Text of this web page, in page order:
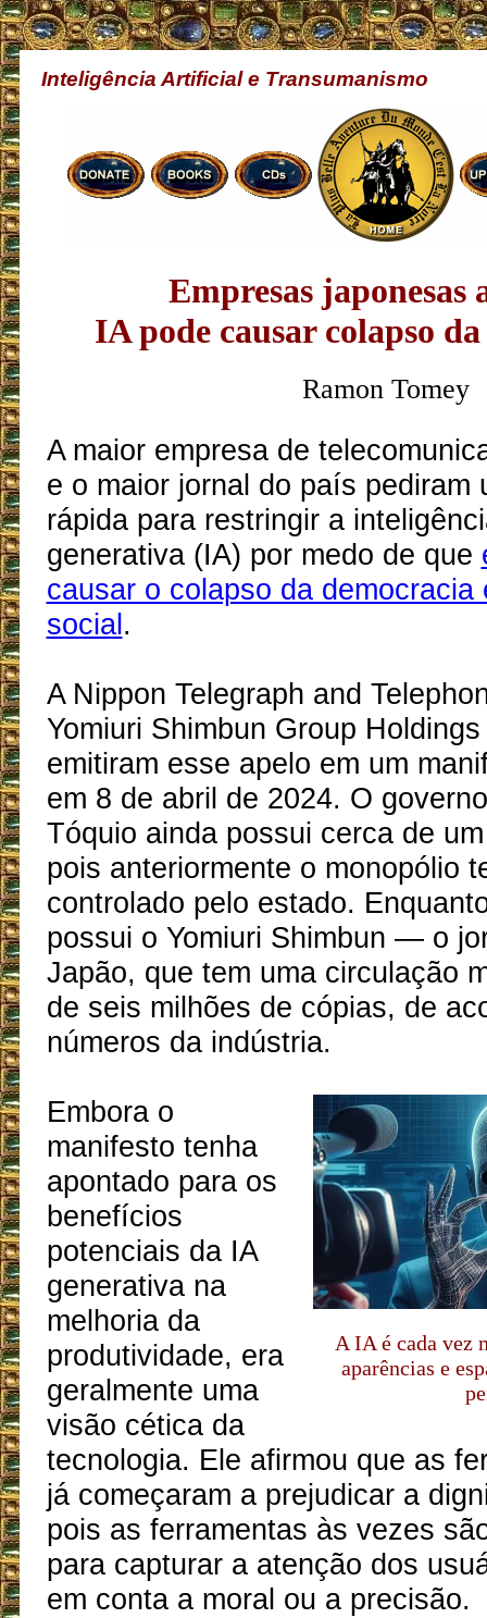
Inteligência Artificial e Transumanismo
Empresas japonesas
IA pode causar colapso
Ramon Tomey
A maior empresa de
e o maior jornal do país pediram
rápida para restringir a
generativa (IA) por medo de que
causar o colapso da democracia
social.
A Nippon Telegraph and
Yomiuri Shimbun Group
emitiram esse apelo em um
em 8 de abril de 2024. O
Tóquio ainda possui cerca de
pois anteriormente o monopólio
controlado pelo estado.
possui o Yomiuri Shimbun — o
Japão, que tem uma circulação
de seis milhões de cópias, de
números da indústria.
A IA é cada vez
aparências e
Embora o
manifesto tenha
apontado para os
benefícios
potenciais da IA
generativa na
melhoria da
produtividade, era
geralmente uma
visão cética da
tecnologia. Ele afirmou que as
já começaram a prejudicar a
pois as ferramentas às vezes
para capturar a atenção dos
em conta a moral ou a precisão.